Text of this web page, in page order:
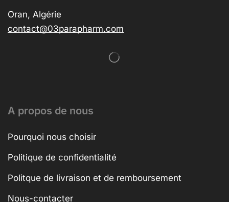
Oran, Algérie
contact@03parapharm.com
A propos de nous
Pourquoi nous choisir
Politique de confidentialité
Politque de livraison et de remboursement
Nous-contacter